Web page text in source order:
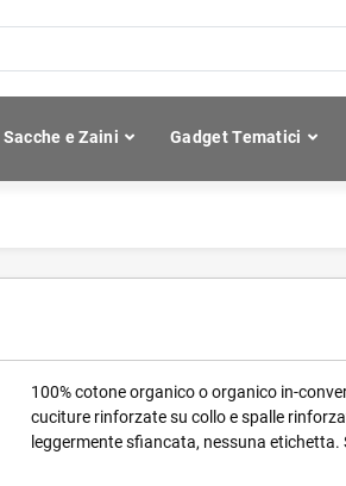
Sacche e Zaini Gadget Tematici
100% cotone organico o organico in-
cuciture rinforzate su collo e spalle
leggermente sfiancata, nessuna etichetta.